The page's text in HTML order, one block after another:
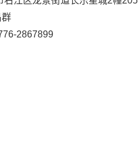
群
2867899